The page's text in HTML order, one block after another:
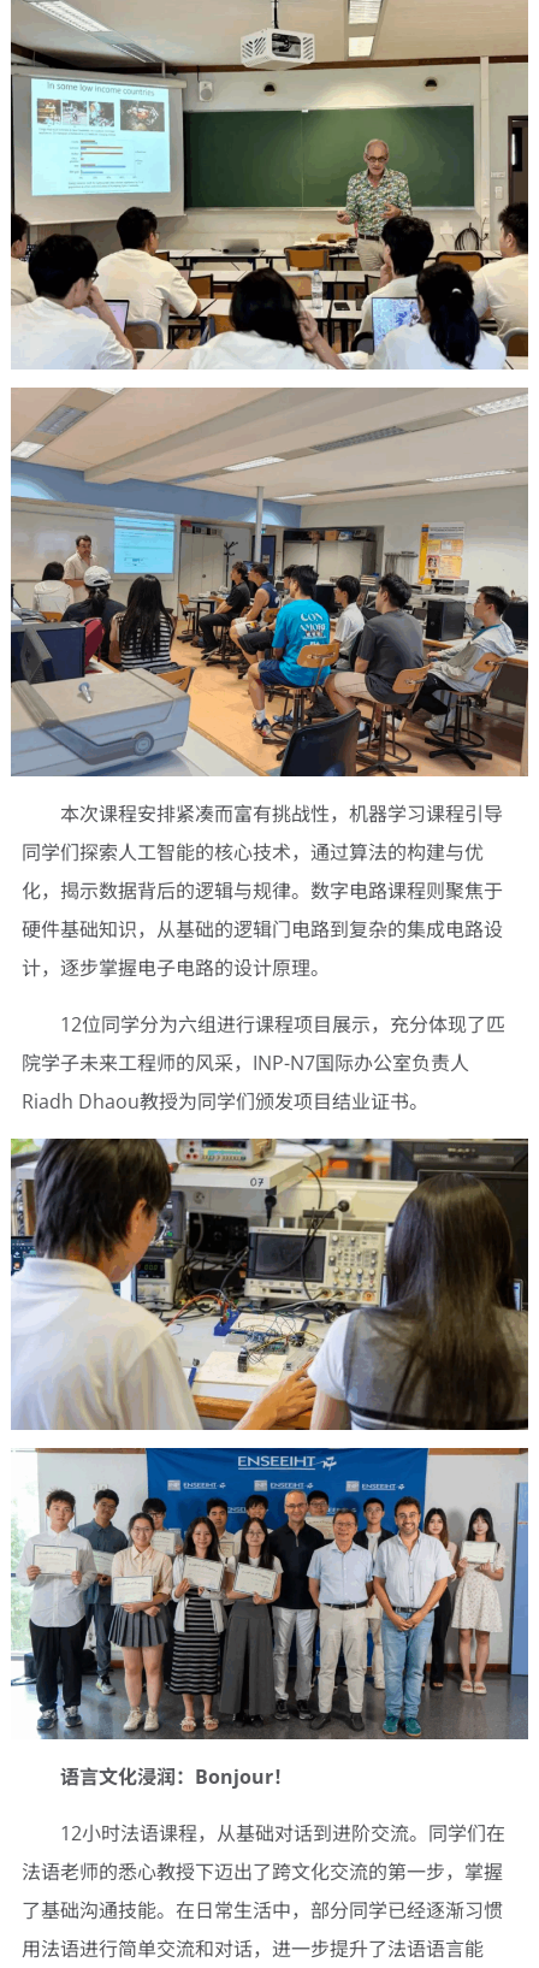
本次课程安排紧凑而富有挑战性，机器学习课程引导
同学们探索人工智能的核心技术，通过算法的构建与优
化，揭示数据背后的逻辑与规律。数字电路课程则聚焦于
硬件基础知识，从基础的逻辑门电路到复杂的集成电路设
计，逐步掌握电子电路的设计原理。
12位同学分为六组进行课程项目展示，充分体现了匹
院学子未来工程师的风采，INP-N7国际办公室负责人
Riadh Dhaou教授为同学们颁发项目结业证书。
语言文化浸润： Bonjour！
12小时法语课程，从基础对话到进阶交流。同学们在
法语老师的悉心教授下迈出了跨文化交流的第一步，掌握
了基础沟通技能。在日常生活中，部分同学已经逐渐习惯
用法语进行简单交流和对话，进一步提升了法语语言能